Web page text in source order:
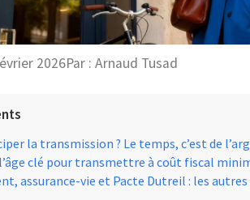
2026Par : Arnaud Tusad
la transmission ? Le temps, c’est de
clé pour transmettre à coût fiscal
assurance-vie et Pacte Dutreil : les